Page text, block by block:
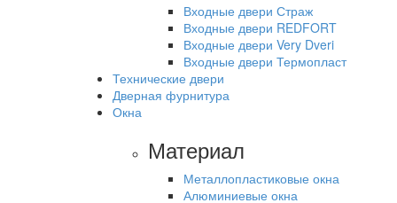
Входные двери Страж
Входные двери REDFORT
Входные двери Very Dveri
Входные двери Термопласт
Технические двери
Дверная фурнитура
Окна
Материал
Металлопластиковые окна
Алюминиевые окна